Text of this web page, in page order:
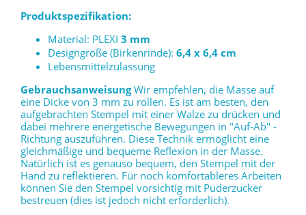
Produktspezifikation:
Material: PLEXI 3 mm
Designgröße (Birkenrinde): 6,4 x 6,4 cm
Lebensmittelzulassung
GebrauchsanweisungWir empfehlen, die Masse auf
eine Dicke von 3 mm zu rollen. Es ist am besten, den
aufgebrachten Stempel mit einer Walze zu drücken und
dabei mehrere energetische Bewegungen in "Auf-Ab" -
Richtung auszuführen. Diese Technik ermöglicht eine
gleichmäßige und bequeme Reflexion in der Masse.
Natürlich ist es genauso bequem, den Stempel mit der
Hand zu reflektieren. Für noch komfortableres Arbeiten
können Sie den Stempel vorsichtig mit Puderzucker
bestreuen (dies ist jedoch nicht erforderlich).